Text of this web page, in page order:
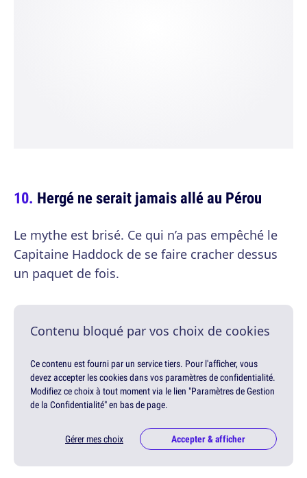
Hergé ne serait jamais allé au Pérou
Le mythe est brisé. Ce qui n’a pas empêché le
Capitaine Haddock de se faire cracher dessus
un paquet de fois.
Contenu bloqué par vos choix de cookies
Ce contenu est fourni par un service tiers. Pour l'afficher, vous
devez accepter les cookies dans vos paramètres de confidentialité.
Modifiez ce choix à tout moment via le lien "Paramètres de Gestion
de la Confidentialité" en bas de page.
Gérer mes choix Accepter & afficher